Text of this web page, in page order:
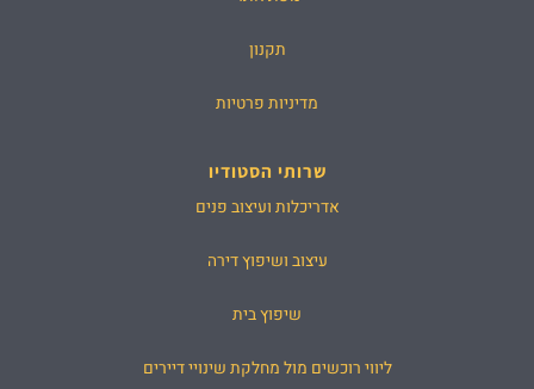
תקנון
מדיניות פרטיות
שרותי הסטודיו
אדריכלות ועיצוב פנים
עיצוב ושיפוץ דירה
שיפוץ בית
ליווי רוכשים מול מחלקת שינויי דיירים